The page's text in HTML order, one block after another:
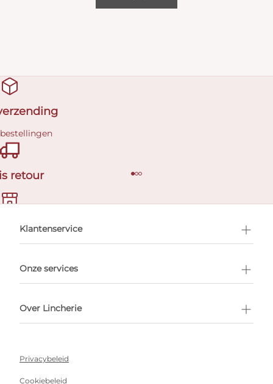
retour
afspraak
Klantenservice
Onze services
Over Lincherie
Privacybeleid
Cookiebeleid